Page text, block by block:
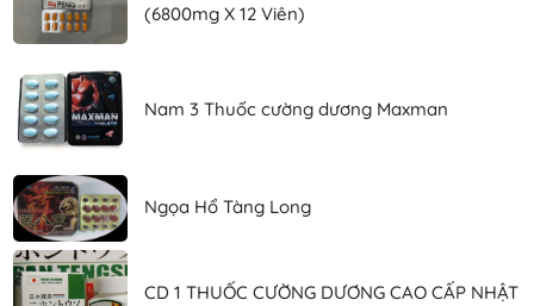
(6800mg X 12 Viên)
Nam 3 Thuốc cường dương Maxman
Ngọa Hổ Tàng Long
CD 1 THUỐC CƯỜNG DƯƠNG CAO CẤP NHẬT